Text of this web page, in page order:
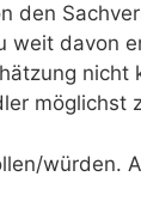
den
weit davon
würden.